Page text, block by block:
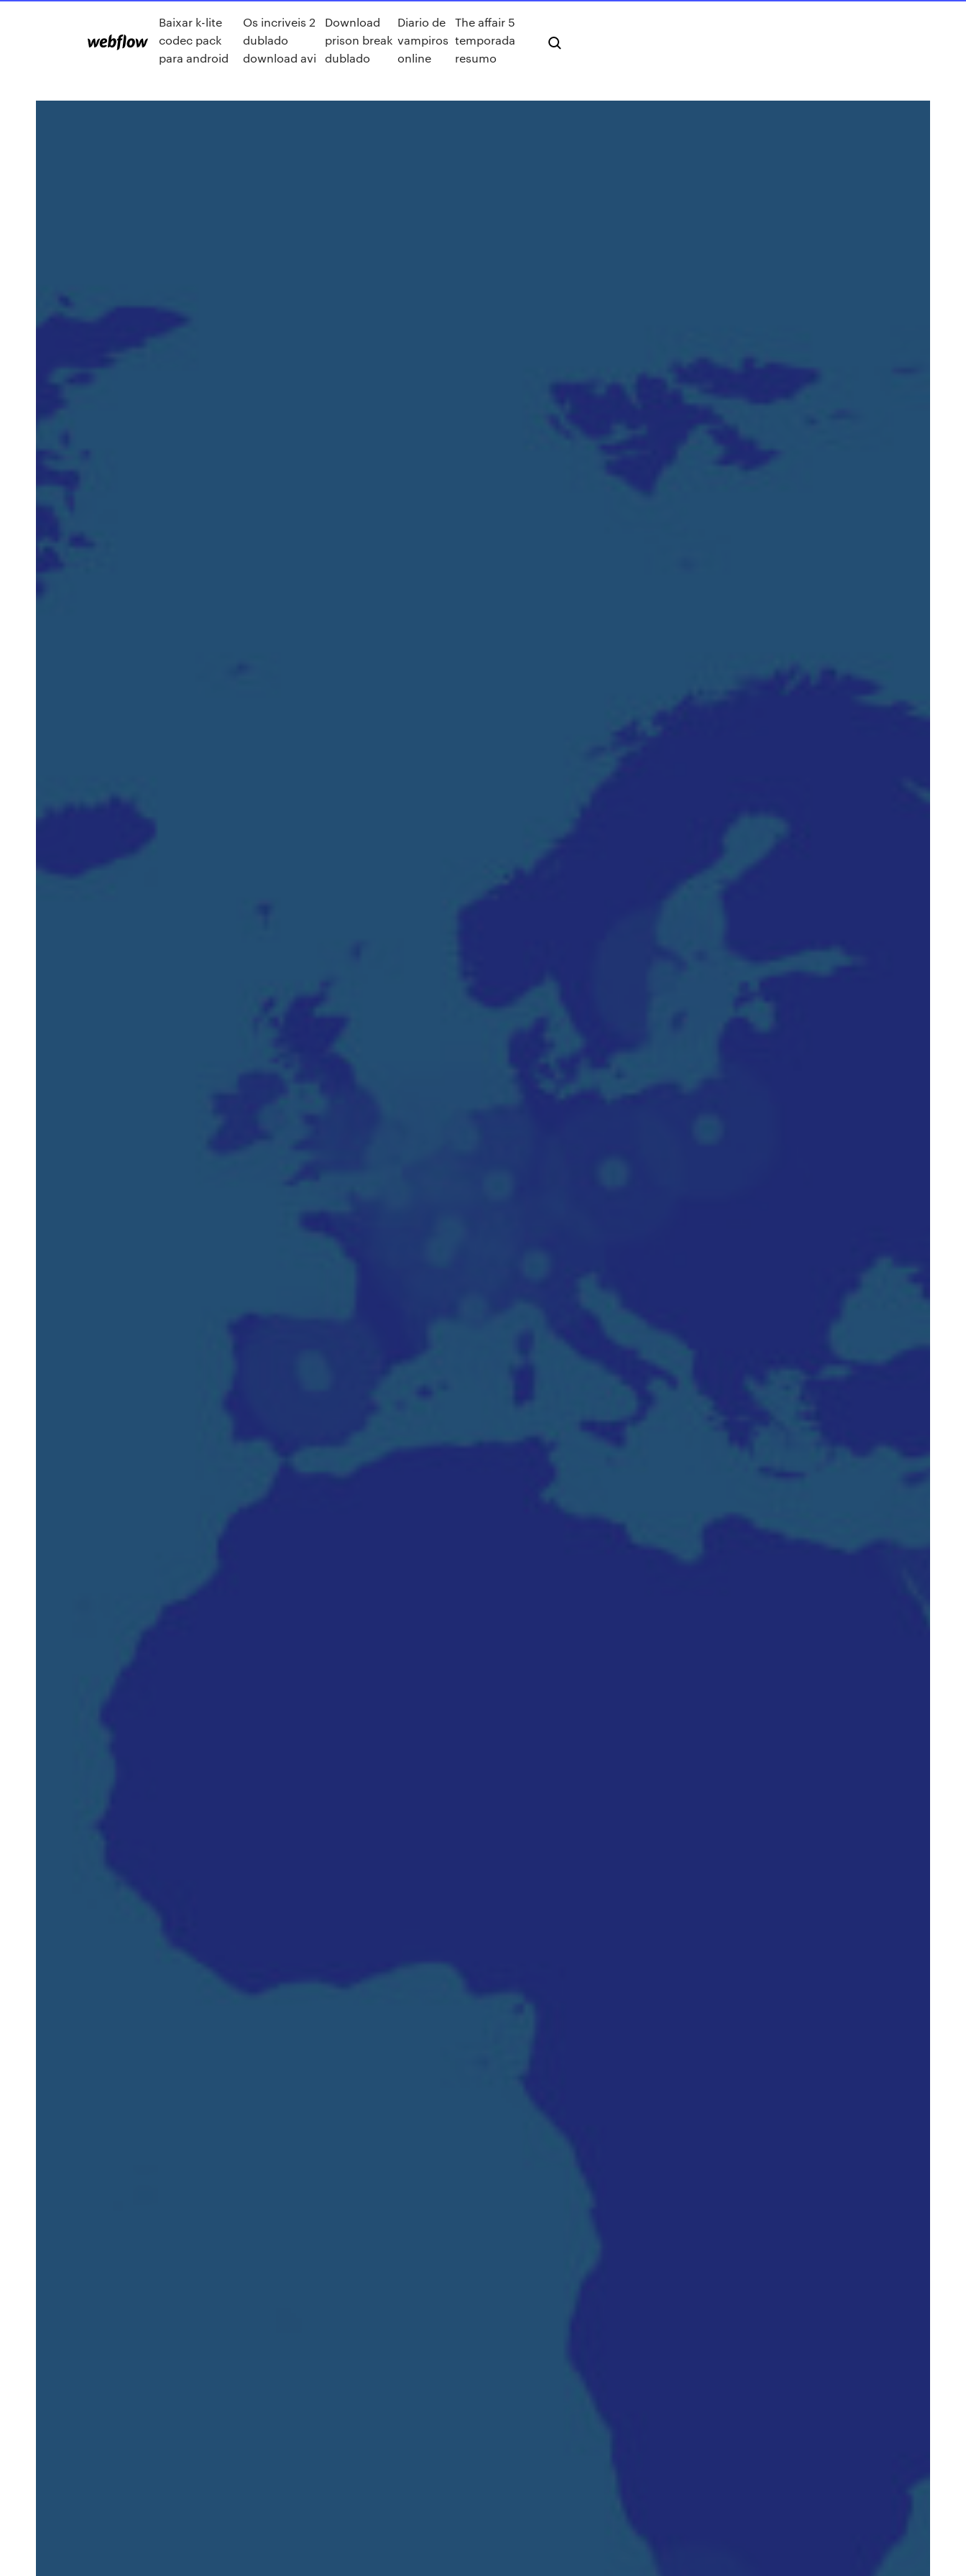
Baixar k-lite
codec pack
para android
Os incriveis 2
dublado
download avi
Download
prison break
dublado
Diario de
vampiros
online
The affair 5
temporada
resumo